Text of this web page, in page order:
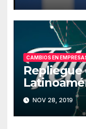
CAMBIOS EN
Repliegue
NOV 28, 2019